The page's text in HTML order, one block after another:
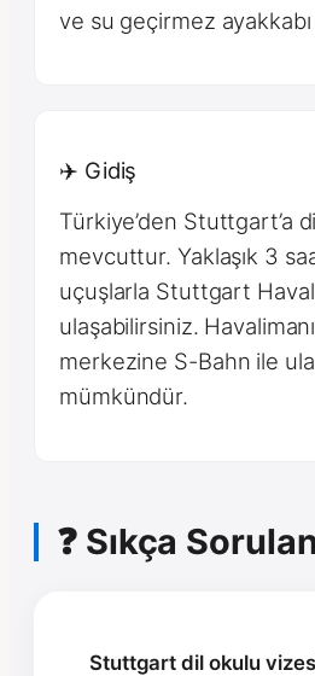
ve su geçirmez
✈️ Gidiş
Türkiye’den Stuttgart’a
mevcuttur. Yaklaşık 3
uçuşlarla Stuttgart
ulaşabilirsiniz.
merkezine S-Bahn ile
mümkündür.
❓ Sıkça
Stuttgart dil okulu